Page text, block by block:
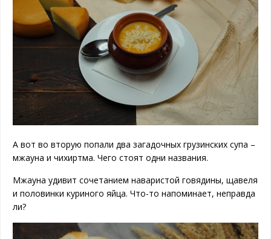
А вот во вторую попали два загадочных грузинских супа –
мжауна и чихиртма. Чего стоят одни названия.
Мжауна удивит сочетанием наваристой говядины, щавеля
и половинки куриного яйца. Что-то напоминает, неправда
ли?